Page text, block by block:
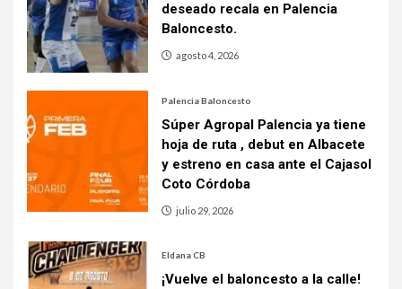
deseado recala en Palencia
Baloncesto.
agosto 4, 2026
Palencia Baloncesto
Súper Agropal Palencia ya tiene
hoja de ruta , debut en Albacete
y estreno en casa ante el Cajasol
Coto Córdoba
julio 29, 2026
Eldana CB
¡Vuelve el baloncesto a la calle!